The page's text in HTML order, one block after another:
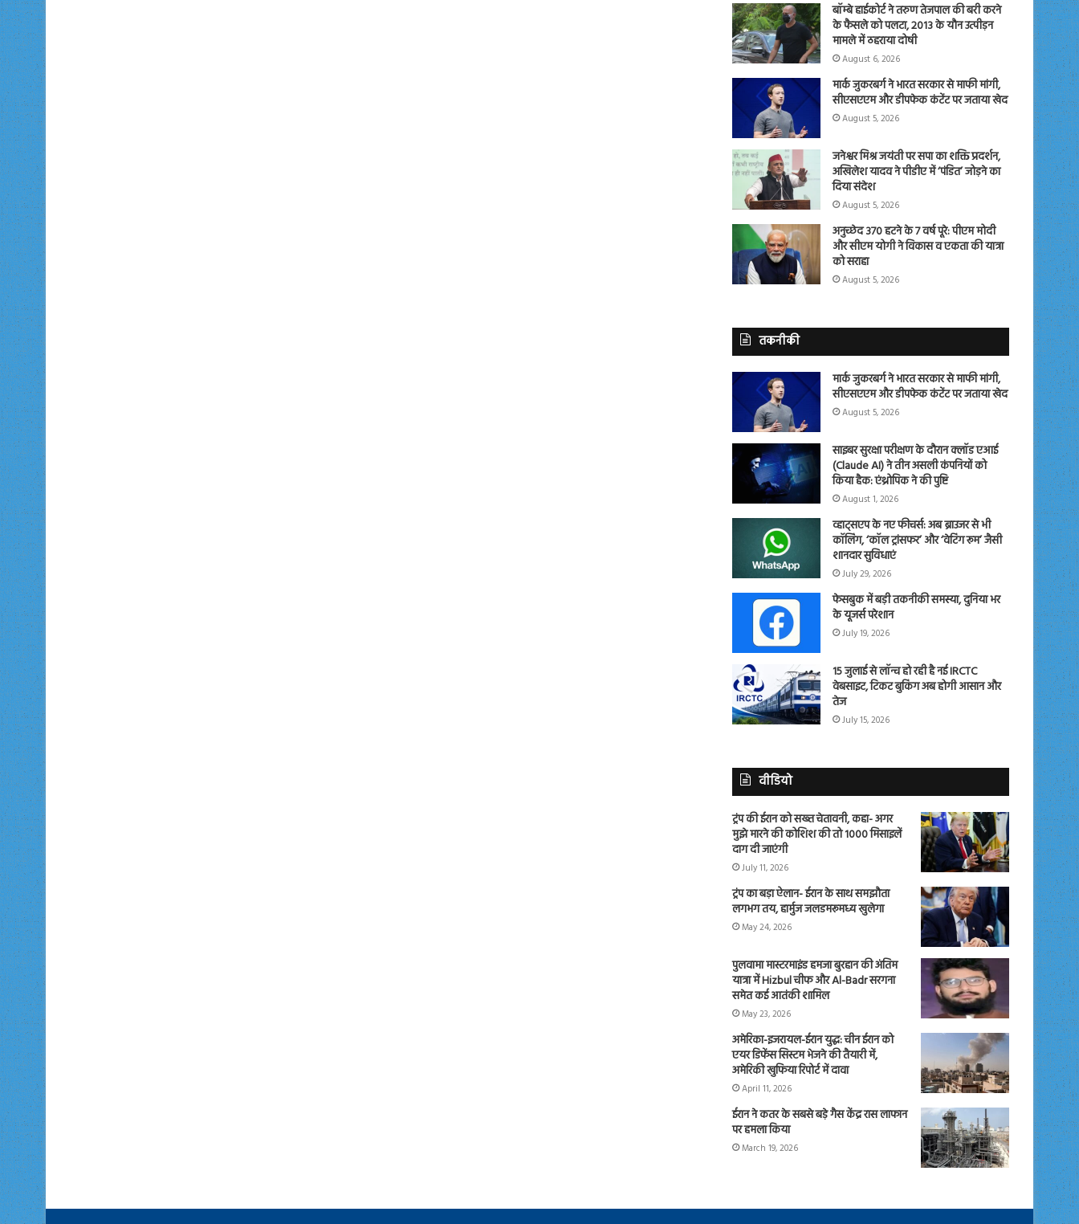
बॉम्बे हाईकोर्ट ने तरुण तेजपाल की बरी करने
के फैसले को पलटा, 2013 के यौन उत्पीड़न
मामले में ठहराया दोषी
August 6, 2026
मार्क जुकरबर्ग ने भारत सरकार से माफी मांगी,
सीएसएएम और डीपफेक कंटेंट पर जताया खेद
August 5, 2026
जनेश्वर मिश्र जयंती पर सपा का शक्ति प्रदर्शन,
अखिलेश यादव ने पीडीए में ‘पंडित’ जोड़ने का
दिया संदेश
August 5, 2026
अनुच्छेद 370 हटने के 7 वर्ष पूरे: पीएम मोदी
और सीएम योगी ने विकास व एकता की यात्रा
को सराहा
August 5, 2026
तकनीकी
मार्क जुकरबर्ग ने भारत सरकार से माफी मांगी,
सीएसएएम और डीपफेक कंटेंट पर जताया खेद
August 5, 2026
साइबर सुरक्षा परीक्षण के दौरान क्लॉड एआई
(Claude AI) ने तीन असली कंपनियों को
किया हैक: एंथ्रोपिक ने की पुष्टि
August 1, 2026
व्हाट्सएप के नए फीचर्स: अब ब्राउजर से भी
कॉलिंग, ‘कॉल ट्रांसफर’ और ‘वेटिंग रूम’ जैसी
शानदार सुविधाएं
July 29, 2026
फेसबुक में बड़ी तकनीकी समस्या, दुनिया भर
के यूजर्स परेशान
July 19, 2026
15 जुलाई से लॉन्च हो रही है नई IRCTC
वेबसाइट, टिकट बुकिंग अब होगी आसान और
तेज
July 15, 2026
वीडियो
ट्रंप की ईरान को सख्त चेतावनी, कहा- अगर
मुझे मारने की कोशिश की तो 1000 मिसाइलें
दाग दी जाएंगी
July 11, 2026
ट्रंप का बड़ा ऐलान- ईरान के साथ समझौता
लगभग तय, हार्मुज जलडमरूमध्य खुलेगा
May 24, 2026
पुलवामा मास्टरमाइंड हमजा बुरहान की अंतिम
यात्रा में Hizbul चीफ और Al-Badr सरगना
समेत कई आतंकी शामिल
May 23, 2026
अमेरिका-इजरायल-ईरान युद्ध: चीन ईरान को
एयर डिफेंस सिस्टम भेजने की तैयारी में,
अमेरिकी खुफिया रिपोर्ट में दावा
April 11, 2026
ईरान ने कतर के सबसे बड़े गैस केंद्र रास लाफान
पर हमला किया
March 19, 2026